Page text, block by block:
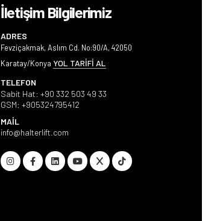
İletişim Bilgilerimiz
ADRES
Fevziçakmak, Aslım Cd. No:90/A, 42050
Karatay/Konya YOL TARİFİ AL
TELEFON
Sabit Hat: +90 332 503 49 33
GSM: +905324795412
MAİL
info@halterlift.com